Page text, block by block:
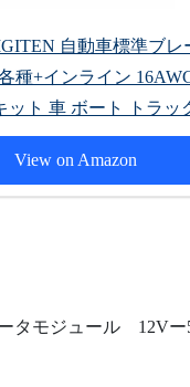
自動車標準ブレ
種+インライン
ット 車 ボート トラッ
View on Amazon
タモジュール 12Vー